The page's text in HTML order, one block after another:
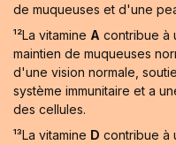
de muqueuses et d'une
¹²La vitamine A contribue à
maintien de muqueuses
d'une vision normale,
système immunitaire et a
des cellules.
¹³La vitamine D contribue à